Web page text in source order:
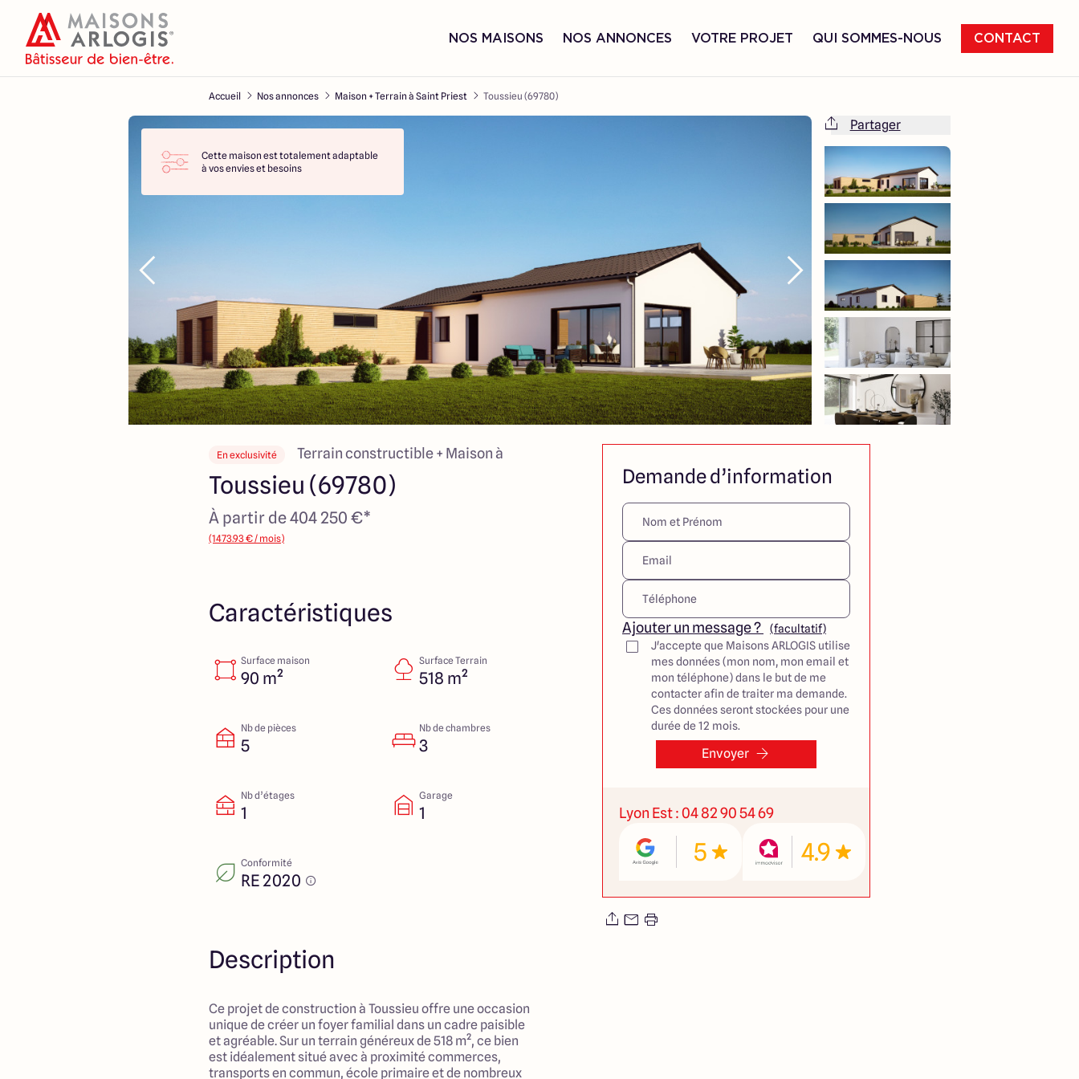
NOS MAISONS NOS ANNONCES VOTRE PROJET QUI SOMMES-NOUS CONTACT
Accueil Nos annonces Maison + Terrain à Saint Priest Toussieu (69780)
Cette maison est totalement adaptable
à vos envies et besoins
Cette maison est totalement adaptable
à vos envies et besoins
Partager
En exclusivité Terrain constructible + Maison à
Toussieu (69780)
À partir de 404 250 €*
(1473.93 € / mois)
Caractéristiques
Surface maison
90 m²
Surface Terrain
518 m²
Nb de pièces
5
Nb de chambres
3
Nb d’étages
1
Garage
1
Conformité
RE 2020
Description
Ce projet de construction à Toussieu offre une occasion
unique de créer un foyer familial dans un cadre paisible
et agréable. Sur un terrain généreux de 518 m², ce bien
est idéalement situé avec à proximité commerces,
transports en commun, école primaire et de nombreux
Demande d’information
Ajouter un message ?
(facultatif)
J'accepte que Maisons ARLOGIS utilise
mes données (mon nom, mon email et
mon téléphone) dans le but de me
contacter afin de traiter ma demande.
Ces données seront stockées pour une
durée de 12 mois.
Envoyer
Lyon Est : 04 82 90 54 69
5 4.9